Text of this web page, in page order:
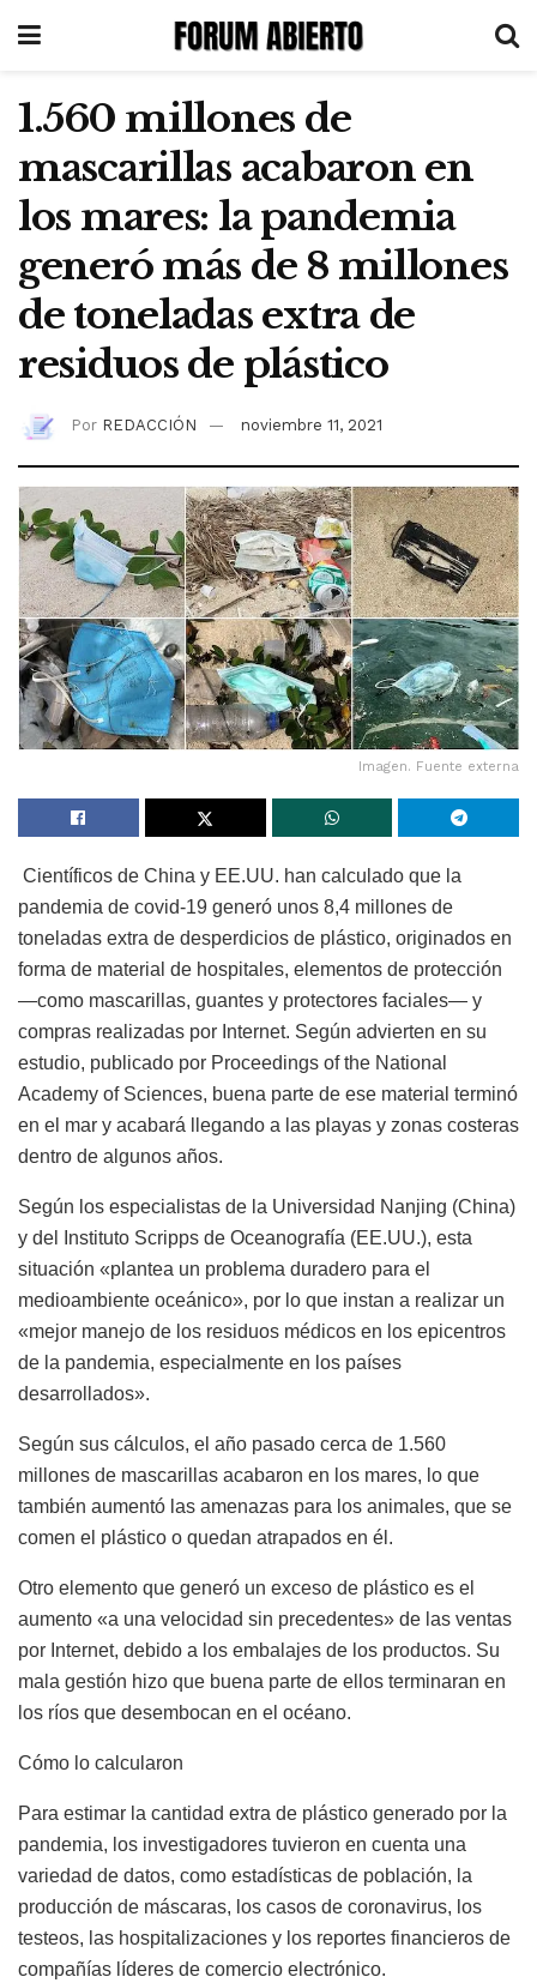
1.560 millones de
mascarillas acabaron en
los mares: la pandemia
generó más de 8 millones
de toneladas extra de
residuos de plástico
Por REDACCIÓN noviembre 11, 2021
Imagen. Fuente externa
Científicos de China y EE.UU. han calculado que la
pandemia de covid-19 generó unos 8,4 millones de
toneladas extra de desperdicios de plástico, originados en
forma de material de hospitales, elementos de protección
—como mascarillas, guantes y protectores faciales— y
compras realizadas por Internet. Según advierten en su
estudio, publicado por Proceedings of the National
Academy of Sciences, buena parte de ese material terminó
en el mar y acabará llegando a las playas y zonas costeras
dentro de algunos años.
Según los especialistas de la Universidad Nanjing (China)
y del Instituto Scripps de Oceanografía (EE.UU.), esta
situación «plantea un problema duradero para el
medioambiente oceánico», por lo que instan a realizar un
«mejor manejo de los residuos médicos en los epicentros
de la pandemia, especialmente en los países
desarrollados».
Según sus cálculos, el año pasado cerca de 1.560
millones de mascarillas acabaron en los mares, lo que
también aumentó las amenazas para los animales, que se
comen el plástico o quedan atrapados en él.
Otro elemento que generó un exceso de plástico es el
aumento «a una velocidad sin precedentes» de las ventas
por Internet, debido a los embalajes de los productos. Su
mala gestión hizo que buena parte de ellos terminaran en
los ríos que desembocan en el océano.
Cómo lo calcularon
Para estimar la cantidad extra de plástico generado por la
pandemia, los investigadores tuvieron en cuenta una
variedad de datos, como estadísticas de población, la
producción de máscaras, los casos de coronavirus, los
testeos, las hospitalizaciones y los reportes financieros de
compañías líderes de comercio electrónico.